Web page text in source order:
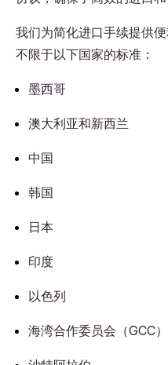
我们为简化进口手续提供
不限于以下国家的标准：
墨西哥
澳大利亚和新西兰
中国
韩国
日本
印度
以色列
海湾合作委员会（GCC）